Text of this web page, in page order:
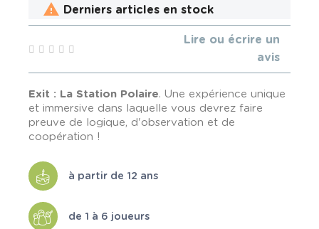
 Derniers articles en stock
Lire ou écrire un
avis
Exit : La Station Polaire. Une expérience unique
et immersive dans laquelle vous devrez faire
preuve de logique, d'observation et de
coopération !
à partir de 12 ans
de 1 à 6 joueurs